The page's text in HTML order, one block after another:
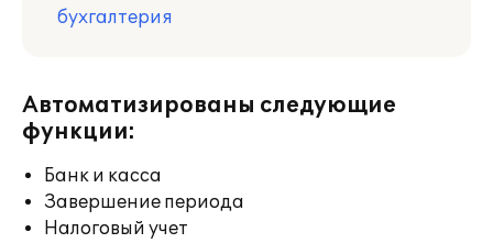
бухгалтерия
Автоматизированы следующие
функции:
Банк и касса
Завершение периода
Налоговый учет